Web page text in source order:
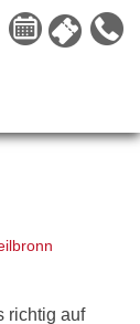
richtig auf